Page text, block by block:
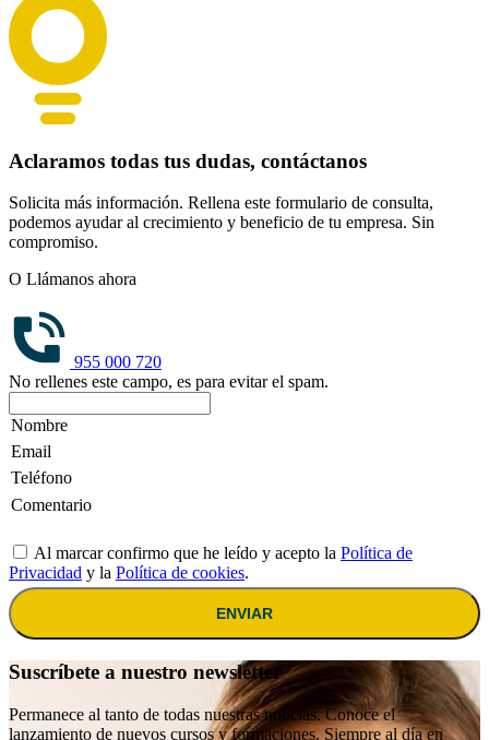
Aclaramos todas tus dudas, contáctanos
Solicita más información. Rellena este formulario de consulta,
podemos ayudar al crecimiento y beneficio de tu empresa. Sin
compromiso.
O Llámanos ahora
955 000 720
No rellenes este campo, es para evitar el spam.
Al marcar confirmo que he leído y acepto la Política de
Privacidad y la Política de cookies.
ENVIAR
Suscríbete a nuestro newsletter
Permanece al tanto de todas nuestras noticias. Conoce el
lanzamiento de nuevos cursos y formaciones. Siempre al día en